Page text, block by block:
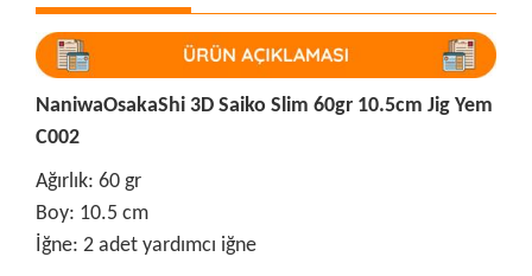
NaniwaOsakaShi 3D Saiko Slim 60gr 10.5cm Jig Yem
C002
Ağırlık: 60 gr
Boy: 10.5 cm
İğne: 2 adet yardımcı iğne